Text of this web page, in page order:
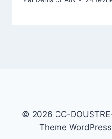
© 2026 CC-
Theme